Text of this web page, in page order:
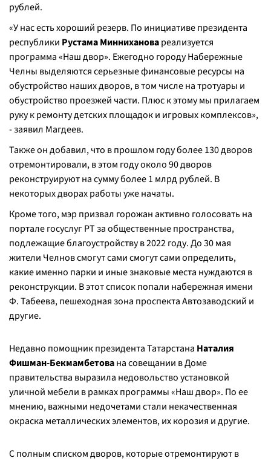
рублей.
«У нас есть хороший резерв. По инициативе президента
республики Рустама Миннихановареализуется
программа «Наш двор». Ежегодно городу Набережные
Челны выделяются серьезные финансовые ресурсы на
обустройство наших дворов, в том числе на тротуары и
обустройство проезжей части. Плюс к этому мы прилагаем
руку к ремонту детских площадок и игровых комплексов»,
- заявил Магдеев.
Также он добавил, что в прошлом году более 130 дворов
отремонтировали, в этом году около 90 дворов
реконструируют на сумму более 1 млрд рублей. В
некоторых дворах работы уже начаты.
Кроме того, мэр призвал горожан активно голосовать на
портале госуслуг РТ за общественные пространства,
подлежащие благоустройству в 2022 году. До 30 мая
жители Челнов смогут сами смогут сами определить,
какие именно парки и иные знаковые места нуждаются в
реконструкции. В этот список попали набережная имени
Ф. Табеева, пешеходная зона проспекта Автозаводский и
другие.
Недавно помощник президента Татарстана Наталия
Фишман-Бекмамбетована совещании в Доме
правительства выразила недовольство установкой
уличной мебели в рамках программы «Наш двор». По ее
мнению, важными недочетами стали некачественная
окраска металлических элементов, их корозия и другие.
С полным списком дворов, которые отремонтируют в